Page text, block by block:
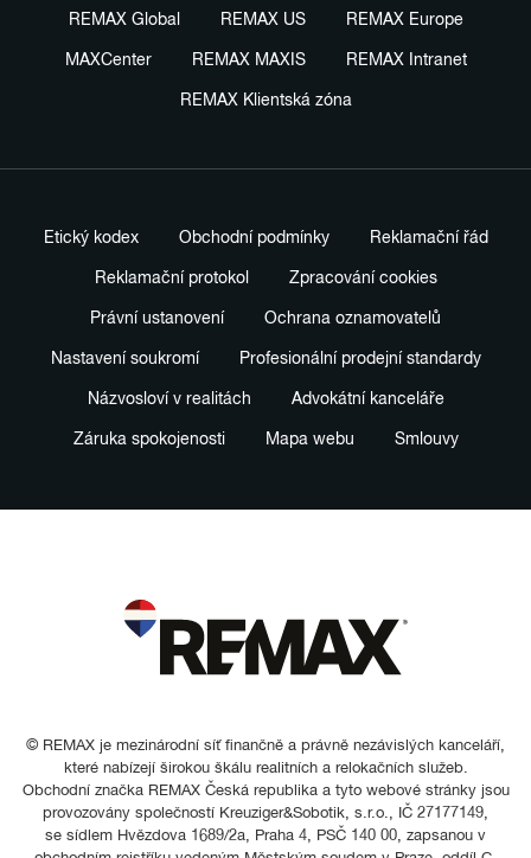
REMAX Global REMAX US REMAX Europe
MAXCenter REMAX MAXIS REMAX Intranet
REMAX Klientská zóna
Etický kodex Obchodní podmínky Reklamační řád
Reklamační protokol Zpracování cookies
Právní ustanovení Ochrana oznamovatelů
Nastavení soukromí Profesionální prodejní standardy
Názvosloví v realitách Advokátní kanceláře
Záruka spokojenosti Mapa webu Smlouvy
© REMAX je mezinárodní síť finančně a právně nezávislých kanceláří,
které nabízejí širokou škálu realitních a relokačních služeb.
Obchodní značka REMAX Česká republika a tyto webové stránky jsou
provozovány společností Kreuziger&Sobotik, s.r.o., IČ 27177149,
se sídlem Hvězdova 1689/2a, Praha 4, PSČ 140 00, zapsanou v